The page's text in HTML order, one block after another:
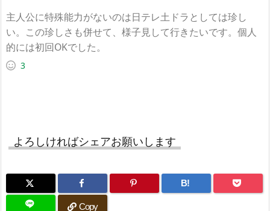
主人公に特殊能力がないのは日テレ土ドラとしては珍し
い。この珍しさも併せて、様子見して行きたいです。個人
的には初回OKでした。
3
よろしければシェアお願いします
B!
Copy